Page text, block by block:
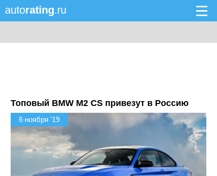
autorating.ru
Топовый BMW M2 CS привезут в Россию
6 ноября '19